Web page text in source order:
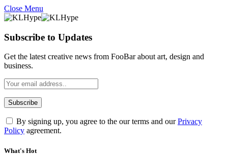
Close Menu
Subscribe to Updates
Get the latest creative news from FooBar about art, design and
business.
By signing up, you agree to the our terms and ourPrivacy
Policy agreement.
What's Hot